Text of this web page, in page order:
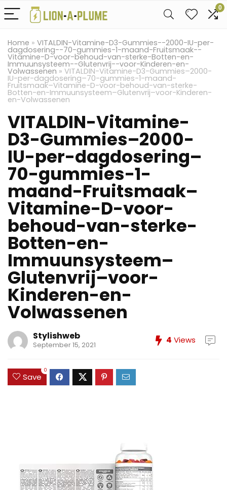
0
Home » VITALDIN-Vitamine-D3-Gummies--2000-IU-per-
dagdosering--70-gummies-1-maand-Fruitsmaak--
Vitamine-D-voor-behoud-van-sterke-Botten-en-
Immuunsysteem--Glutenvrij--voor-Kinderen-en-
Volwassenen » VITALDIN-Vitamine-D3-Gummies–2000-
IU-per-dagdosering–70-gummies-1-maand-
Fruitsmaak–Vitamine-D-voor-behoud-van-sterke-
Botten-en-Immuunsysteem–Glutenvrij–voor-Kinderen-
en-Volwassenen
VITALDIN-Vitamine-
D3-Gummies–2000-
IU-per-dagdosering–
70-gummies-1-
maand-Fruitsmaak–
Vitamine-D-voor-
behoud-van-sterke-
Botten-en-
Immuunsysteem–
Glutenvrij–voor-
Kinderen-en-
Volwassenen
Stylishweb
September 15, 2021 4 Views
Save
0